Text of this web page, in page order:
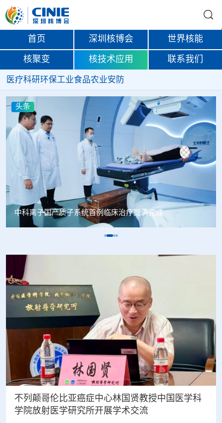
首页 深圳核博会 世界核能
核聚变 核技术应用 联系我们
医疗科研环保工业食品农业安防
完成
头条
韩国忠清北道上半年农水产品放射性检测
不列颠哥伦比亚癌症中心林国贤教授中国医学科
学院放射医学研究所开展学术交流